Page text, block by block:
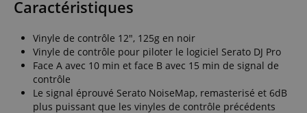
Caractéristiques
Vinyle de contrôle 12", 125g en noir
Vinyle de contrôle pour piloter le logiciel Serato DJ Pro
Face A avec 10 min et face B avec 15 min de signal de
contrôle
Le signal éprouvé Serato NoiseMap, remasterisé et 6dB
plus puissant que les vinyles de contrôle précédents